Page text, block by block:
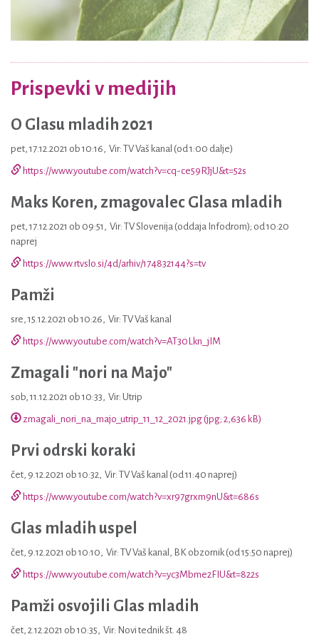
Prispevki v medijih
O Glasu mladih 2021
pet, 17.12.2021 ob 10:16, Vir: TV Vaš kanal (od 1:00 dalje)
https://www.youtube.com/watch?v=cq-ce59RJjU&t=52s
Maks Koren, zmagovalec Glasa mladih
pet, 17.12.2021 ob 09:51 , Vir: TV Slovenija (oddaja Infodrom); od 10:20
naprej
https://www.rtvslo.si/4d/arhiv/174832144?s=tv
Pamži
sre, 15.12.2021 ob 10:26, Vir: TV Vaš kanal
https://www.youtube.com/watch?v=AT30Lkn_jIM
Zmagali "nori na Majo"
sob, 11.12.2021 ob 10:33, Vir: Utrip
zmagali_nori_na_majo_utrip_11_12_2021.jpg (jpg; 2,636 kB)
Prvi odrski koraki
čet, 9.12.2021 ob 10:32, Vir: TV Vaš kanal (od 11:40 naprej)
https://www.youtube.com/watch?v=xr97grxm9nU&t=686s
Glas mladih uspel
čet, 9.12.2021 ob 10:10, Vir: TV Vaš kanal, BK obzornik (od 15:50 naprej)
https://www.youtube.com/watch?v=yc3Mbme2FIU&t=822s
Pamži osvojili Glas mladih
čet, 2.12.2021 ob 10:35, Vir: Novi tednik št. 48